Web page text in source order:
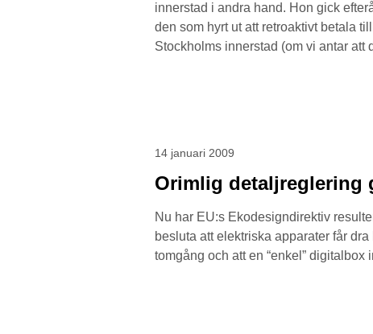
innerstad i andra hand. Hon gick
den som hyrt ut att retroaktivt betala
Stockholms innerstad (om vi antar att
14 januari 2009
Orimlig detaljreglering
Nu har EU:s Ekodesigndirektiv
besluta att elektriska apparater får
tomgång och att en “enkel”